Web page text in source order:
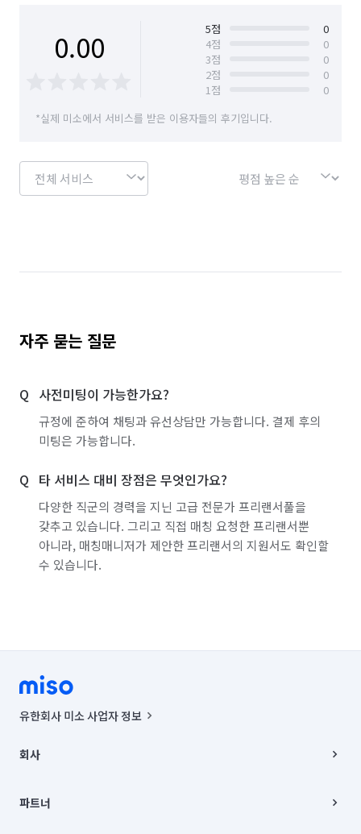
0.00 5점
0
4점
0
3점
0
2점
0
1점
0
*실제 미소에서 서비스를 받은 이용자들의 후기입니다.
자주 묻는 질문
사전미팅이 가능한가요?
규정에 준하여 채팅과 유선상담만 가능합니다. 결제 후의
미팅은 가능합니다.
타 서비스 대비 장점은 무엇인가요?
다양한 직군의 경력을 지닌 고급 전문가 프리랜서풀을
갖추고 있습니다. 그리고 직접 매칭 요청한 프리랜서뿐
아니라, 매칭매니저가 제안한 프리랜서의 지원서도 확인할
수 있습니다.
유한회사 미소 사업자 정보
00019 |
주소 | 본사: 서울특별시 종로구 율곡로 6(중학동, 트윈트리빌딩) B동 5층
컨택센터 : 서울특별시 종로구 수송동 율곡로 24, 7층, 8층 미소
회사
채용
파트너